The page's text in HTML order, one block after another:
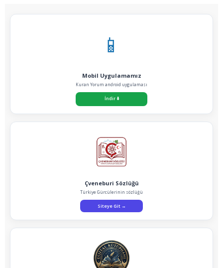
📱
Mobil Uygulamamız
Kuran Yorum android uygulaması
İndir⬇️
Çveneburi Sözlüğü
Türkiye Gürcülerinin sözlüğü
Siteye Git →